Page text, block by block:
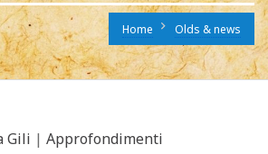
Home Olds & news
Gili | Approfondimenti